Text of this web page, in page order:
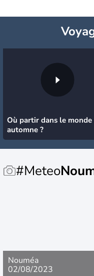
Où partir dans le monde
automne ?
#Meteo
Nouméa
02/08/2023